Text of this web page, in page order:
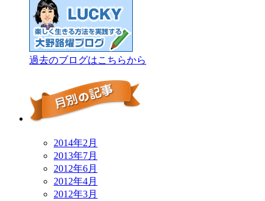
過去のブログはこちらから
2014年2月
2013年7月
2012年6月
2012年4月
2012年3月